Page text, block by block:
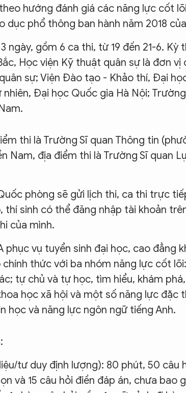
hướng đánh giá các năng lực cốt
phổ thông ban hành năm 2018
ngày, gồm 6 ca thi, từ 19 đến 21-6.
Học viện Kỹ thuật quân sự là đơn
sự; Viện Đào tạo - Khảo thí, Đại
Đại học Quốc gia Hà Nội;
thi là Trường Sĩ quan Thông tin
Nam, địa điểm thi là Trường Sĩ quan
phòng sẽ gửi lịch thi, ca thi trực
thí sinh có thể đăng nhập tài khoản
của mình.
phục vụ tuyển sinh đại học, cao đẳng
thức với ba nhóm năng lực cốt
tự chủ và tự học, tìm hiểu, khám
học xã hội và một số năng lực đặc
học và năng lực ngôn ngữ tiếng Anh.
tư duy định lượng): 80 phút, 50 câu
và 15 câu hỏi điền đáp án, chưa bao